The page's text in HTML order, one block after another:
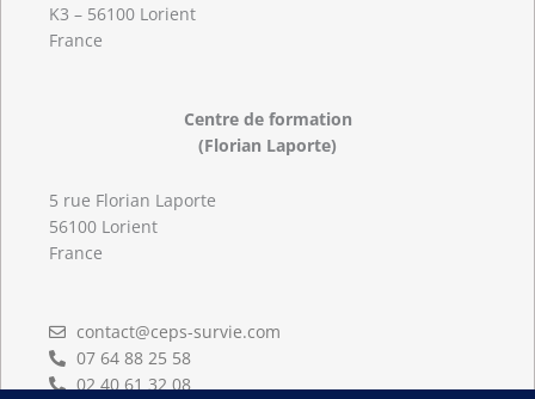
K3 – 56100 Lorient
France
Centre de formation
(Florian Laporte)
5 rue Florian Laporte
56100 Lorient
France
contact@ceps-survie.com
07 64 88 25 58
02 40 61 32 08